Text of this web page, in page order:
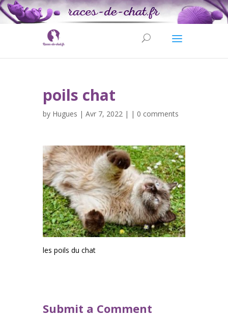
poils chat
by Hugues | Avr 7, 2022 | | 0 comments
les poils du chat
Submit a Comment